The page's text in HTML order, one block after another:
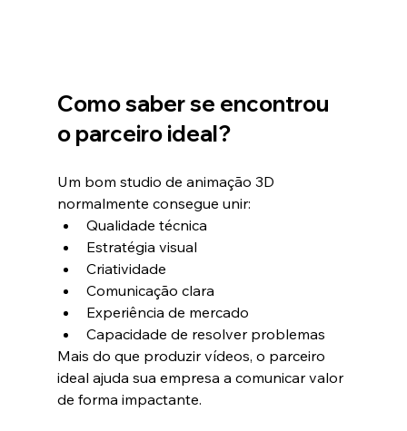
Como saber se encontrou
o parceiro ideal?
Um bom studio de animação 3D
normalmente consegue unir:
Qualidade técnica
Estratégia visual
Criatividade
Comunicação clara
Experiência de mercado
Capacidade de resolver problemas
Mais do que produzir vídeos, o parceiro
ideal ajuda sua empresa a comunicar valor
de forma impactante.